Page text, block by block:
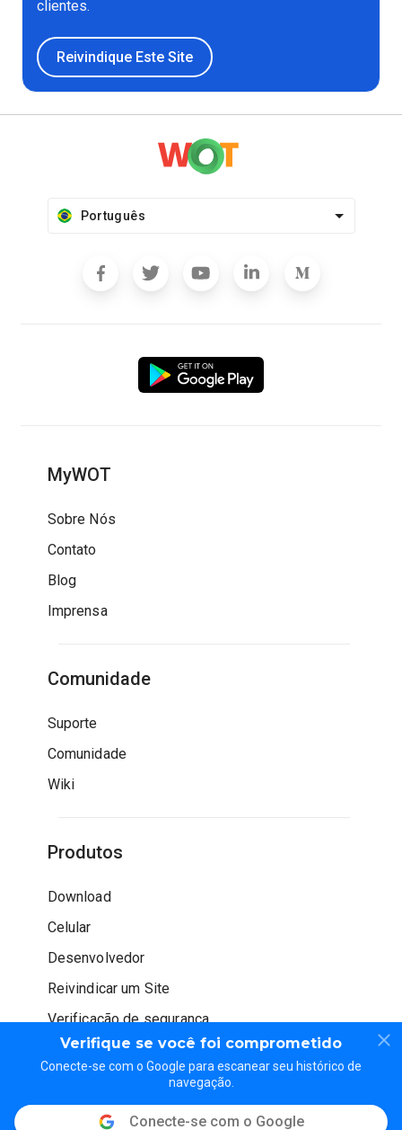
Verifique se você foi comprometido
Conecte-se com o Google para escanear seu histórico de
navegação.
Conecte-se com o Google
clientes.
Reivindique Este Site
Português
MyWOT
Sobre Nós
Contato
Blog
Imprensa
Comunidade
Suporte
Comunidade
Wiki
Produtos
Download
Celular
Desenvolvedor
Reivindicar um Site
Verificação de segurança